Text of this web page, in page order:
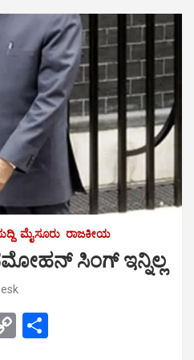
ಮೈಸೂರು ರಾಜಕೀಯ
ಸಿಂಗ್ ಇನ್ನಿಲ್ಲ
C